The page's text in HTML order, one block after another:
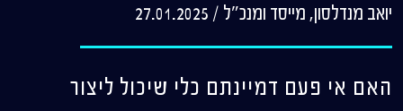
יואב מנדלסון, מייסד ומנכ"ל /
27.01.2025
האם אי פעם דמיינתם כלי שיכול ליצור